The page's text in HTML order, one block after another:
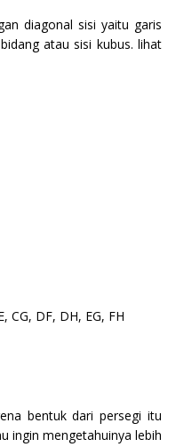
diagonal sisi yaitu garis
atau sisi kubus. lihat
CG, DF, DH, EG, FH
bentuk dari persegi itu
ingin mengetahuinya lebih